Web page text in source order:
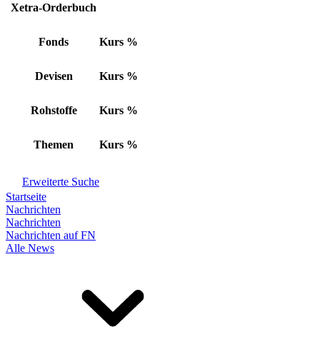
Xetra-Orderbuch
Fonds Kurs %
Devisen Kurs %
Rohstoffe Kurs %
Themen Kurs %
Erweiterte Suche
Startseite
Nachrichten
Nachrichten
Nachrichten auf FN
Alle News